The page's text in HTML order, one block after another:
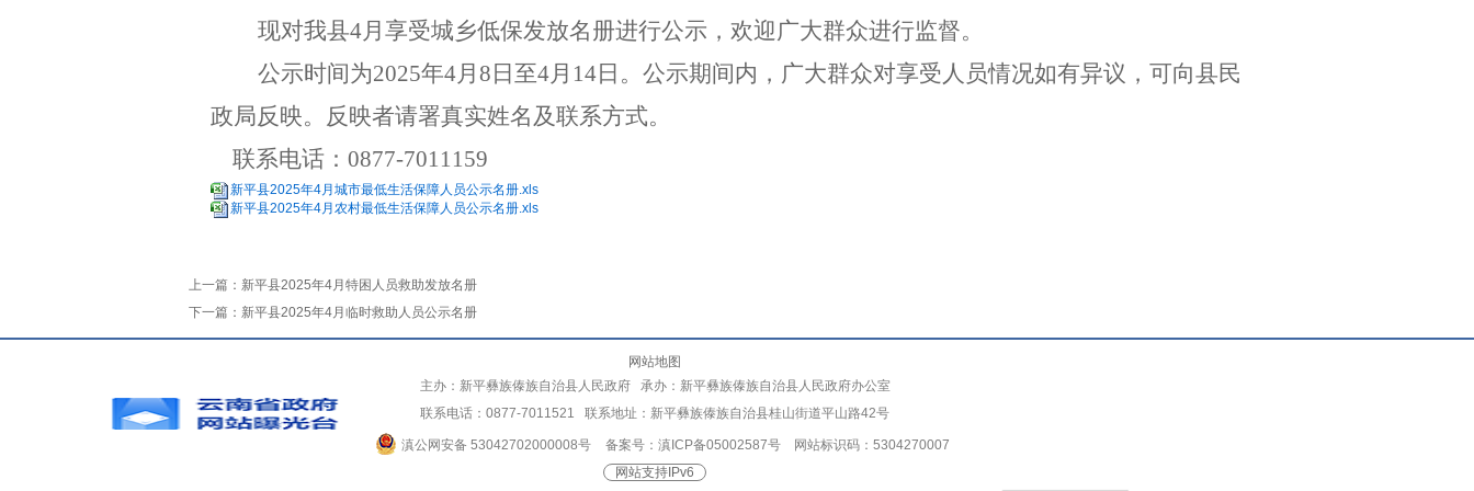
现对我县4月享受城乡低保发放名册进行公示，欢迎广大群众进行监督。
公示时间为2025年4月8 日至4月14日。公示期间内，广大群众对享受人员情况如有异议，可向县民
政局反映。反映者请署真实姓名及联系方式。
联系电话：0877-7011159
新平县2025年4月城市最低生活保障人员公示名册.xls
新平县2025年4月农村最低生活保障人员公示名册.xls
上一篇： 新平县2025年4月特困人员救助发放名册
下一篇： 新平县2025年4月临时救助人员公示名册
网站地图
主办：新平彝族傣族自治县人民政府 承办：新平彝族傣族自治县人民政府办公室
联系电话：0877-7011521 联系地址：新平彝族傣族自治县桂山街道平山路42号
滇公网安备 53042702000008号 备案号：滇ICP备05002587号网站标识码：5304270007
网站支持IPv6